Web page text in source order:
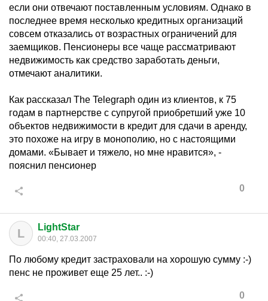
если они отвечают поставленным условиям. Однако в
последнее время несколько кредитных организаций
совсем отказались от возрастных ограничений для
заемщиков. Пенсионеры все чаще рассматривают
недвижимость как средство заработать деньги,
отмечают аналитики.
Как рассказал The Telegraph один из клиентов, к 75
годам в партнерстве с супругой приобретший уже 10
объектов недвижимости в кредит для сдачи в аренду,
это похоже на игру в монополию, но с настоящими
домами. «Бывает и тяжело, но мне нравится», -
пояснил пенсионер
0
L LightStar
00:40, 27.03.2007
По любому кредит застраховали на хорошую сумму :-)
пенс не проживет еще 25 лет.. :-)
0